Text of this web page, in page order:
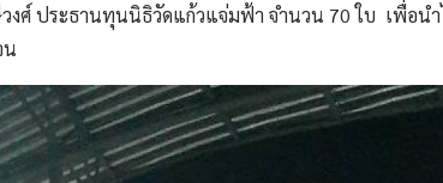
งศ์ ประธานทุนนิธิวัดแก้วแจ่มฟ้า จำนวน 70 ใบ เพื่อน
น